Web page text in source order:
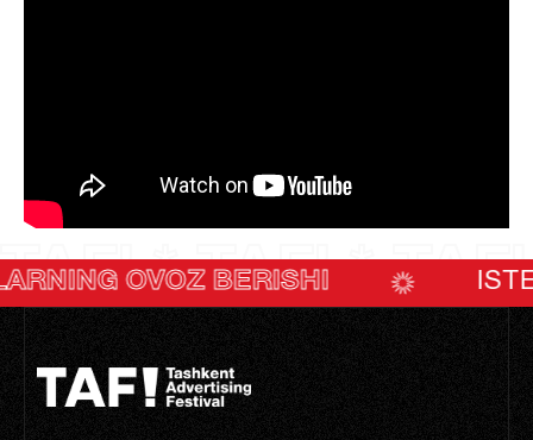
TAF! * TAF! *
BERISHI